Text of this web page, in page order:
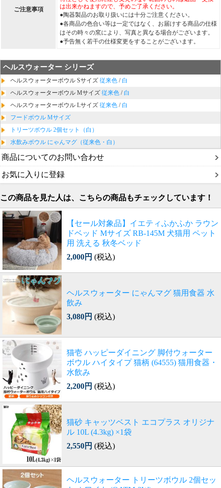
ご注意事項
は出来かねますので、予めご了承ください。
●陶器製品のお取り扱いには十分ご注意ください。
●各商品の色合い等は一定ではなく、お届けする商品の仕様
はその時々の窯により、写真と異なる場合がございます。
●予告無く若干の仕様変更をすることがございます。
ヘルスウォーター シリーズ
ヘルスウォーターボウル Sサイズ 従来色 /白
ヘルスウォーターボウル Mサイズ 従来色 / 白
ヘルスウォーターボウル Lサイズ 従来色 /白
フードボウル Mサイズ
トリーツボウル 2個セット（白）
水飲みボウル にゃんマグ（従来色・白）
商品についてのお問い合わせ
お気に入りに登録
この商品を見た人は、こちらの商品もチェックしています！
【セール対象品】イエティふかふか ラウン
ドベッド Mサイズ RB-145M 犬猫用 ペット
用 洗える 秋冬ベッド
2,000円 (税込)
ヘルスウォーター にゃんマグ 猫用食器 水
飲み
3,080円 (税込)
猫壱 ハッピーダイニング 脚付ウォーター
ボウル ハイタイプ 猫柄 (64555) 猫用食器・
水飲み
2,200円 (税込)
猫砂 キャッツベスト エコプラス オリジナ
ル 10L (4.3kg) ×1袋
2,550円 (税込)
ヘルスウォーター トリーツボウル 2個セッ